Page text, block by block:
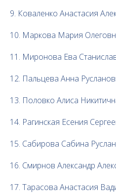
9. Коваленко Анастасия
10. Маркова Мария
11. Миронова Ева
12. Пальцева Анна
13. Половко Алиса
14. Рагинская Есения
15. Сабирова Сабина
16. Смирнов Александр
17. Тарасова Анастасия